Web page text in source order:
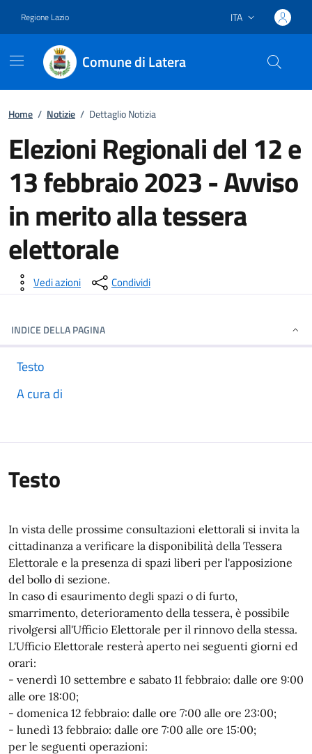
Regione Lazio Lingua attiva:
ITA
Comune di Latera
Home / Notizie / Dettaglio Notizia
Elezioni Regionali del 12 e
13 febbraio 2023 - Avviso
in merito alla tessera
elettorale
Dettagli della notizia
Vedi azioni Condividi
INDICE DELLA PAGINA
Testo
A cura di
Testo
In vista delle prossime consultazioni elettorali si invita la
cittadinanza a verificare la disponibilità della Tessera
Elettorale e la presenza di spazi liberi per l'apposizione
del bollo di sezione.
In caso di esaurimento degli spazi o di furto,
smarrimento, deterioramento della tessera, è possibile
rivolgersi all'Ufficio Elettorale per il rinnovo della stessa.
L'Ufficio Elettorale resterà aperto nei seguenti giorni ed
orari:
- venerdì 10 settembre e sabato 11 febbraio: dalle ore 9:00
alle ore 18:00;
- domenica 12 febbraio: dalle ore 7:00 alle ore 23:00;
- lunedì 13 febbraio: dalle ore 7:00 alle ore 15:00;
per le seguenti operazioni: